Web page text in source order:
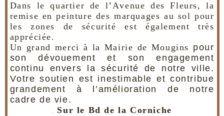
Dans le quartier de l’Avenue des Fleurs, la
remise en peinture des marquages au sol pour
les zones de sécurité est également très
appréciée.
Un grand merci à la Mairie de Mougins pour
son dévouement et son engagement
continu envers la sécurité de notre ville.
Votre soutien est inestimable et contribue
grandement à l’amélioration de notre
cadre de vie.
. Sur le Bd de la Corniche